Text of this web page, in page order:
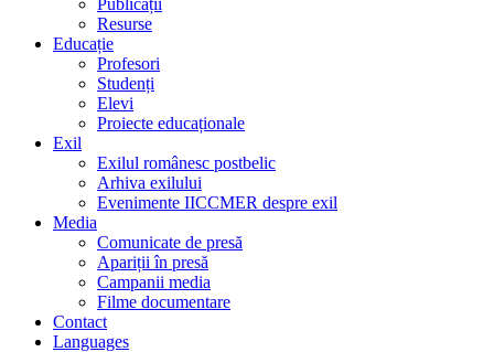
Publicații
Resurse
Educație
Profesori
Studenți
Elevi
Proiecte educaționale
Exil
Exilul românesc postbelic
Arhiva exilului
Evenimente IICCMER despre exil
Media
Comunicate de presă
Apariții în presă
Campanii media
Filme documentare
Contact
Languages